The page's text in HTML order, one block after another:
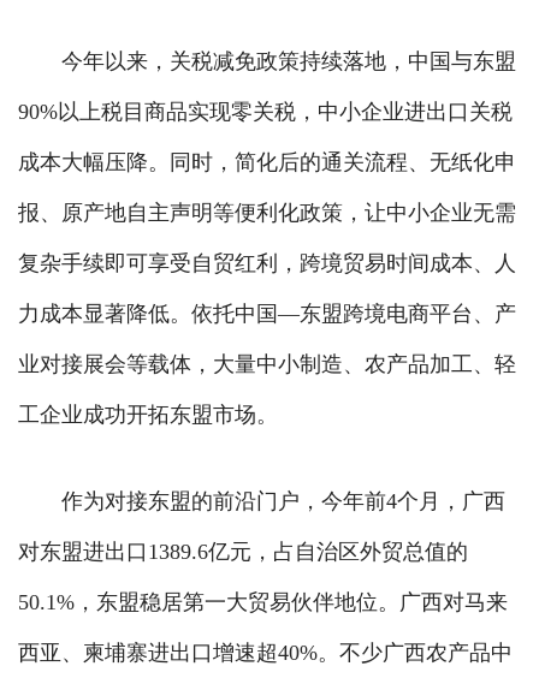
今年以来，关税减免政策持续落地，中国与东盟
90%以上税目商品实现零关税，中小企业进出口关税
成本大幅压降。同时，简化后的通关流程、无纸化申
报、原产地自主声明等便利化政策，让中小企业无需
复杂手续即可享受自贸红利，跨境贸易时间成本、人
力成本显著降低。依托中国—东盟跨境电商平台、产
业对接展会等载体，大量中小制造、农产品加工、轻
工企业成功开拓东盟市场。
作为对接东盟的前沿门户，今年前4个月，广西
对东盟进出口1389.6亿元，占自治区外贸总值的
50.1%，东盟稳居第一大贸易伙伴地位。广西对马来
西亚、柬埔寨进出口增速超40%。不少广西农产品中